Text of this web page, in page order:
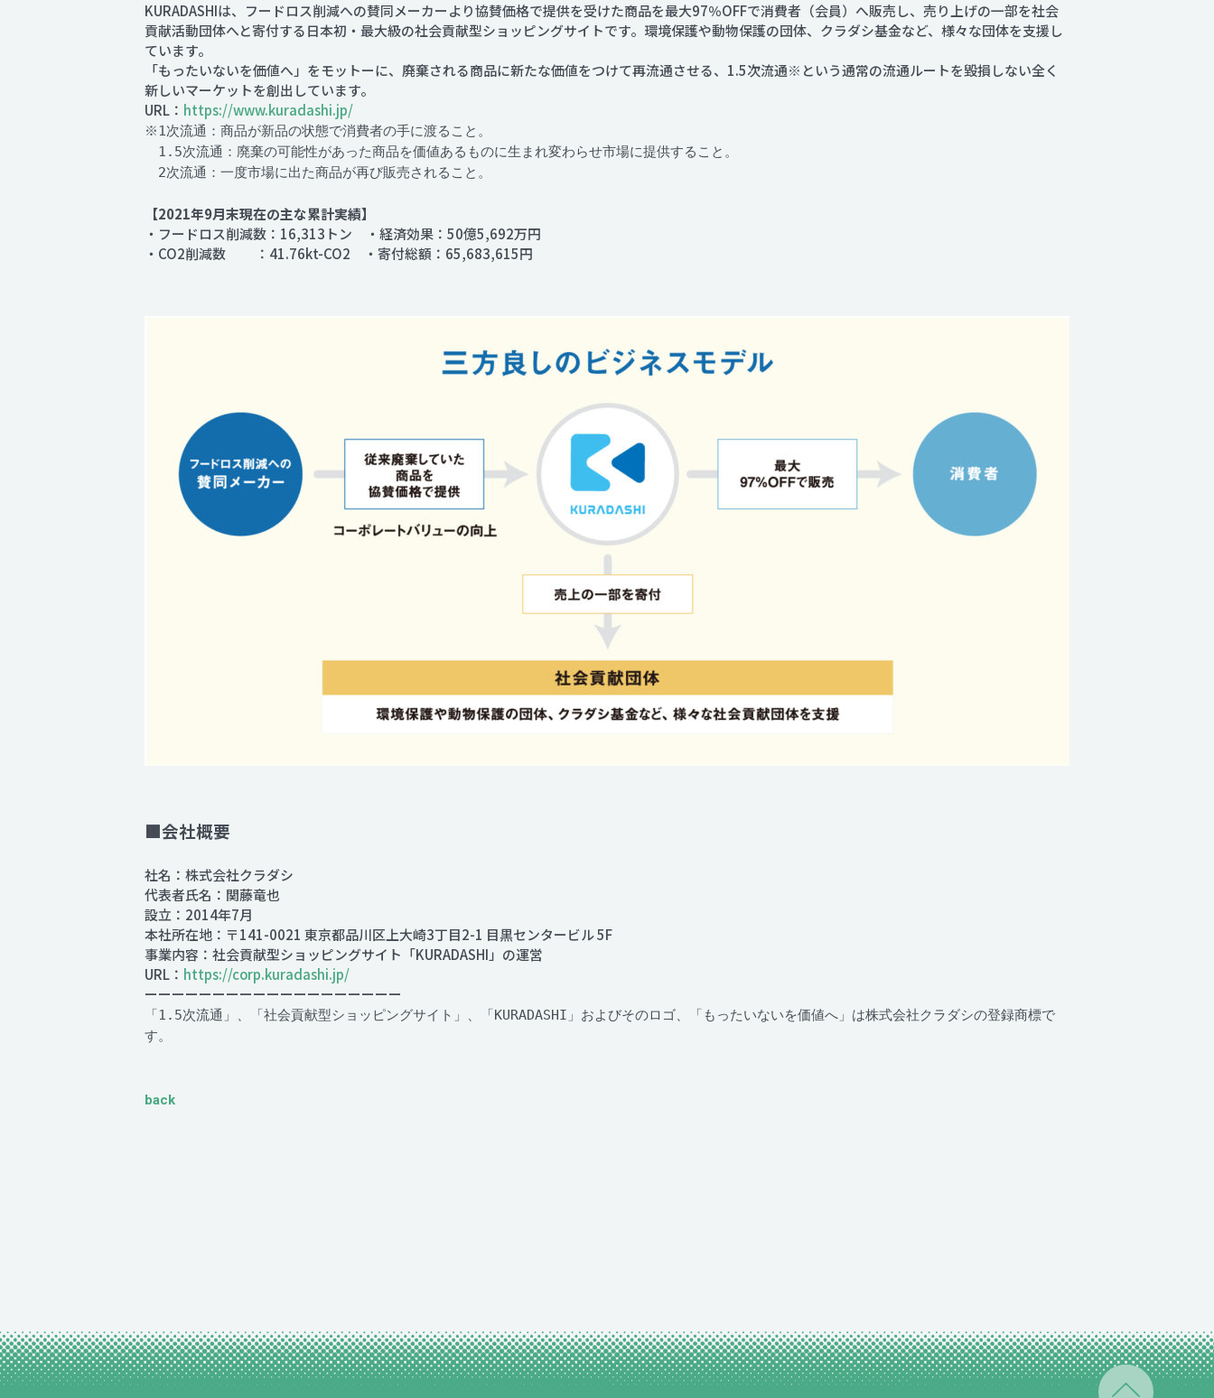
KURADASHIは、フードロス削減への賛同メーカーより協賛価格で提供を受けた商品を最大97％OFFで消費者（会員）へ販売し、売り上げの一部を社会
貢献活動団体へと寄付する日本初・最大級の社会貢献型ショッピングサイトです。環境保護や動物保護の団体、クラダシ基金など、様々な団体を支援し
ています。
「もったいないを価値へ」をモットーに、廃棄される商品に新たな価値をつけて再流通させる、1.5次流通※という通常の流通ルートを毀損しない全く
新しいマーケットを創出しています。
URL： https://www.kuradashi.jp/
※1次流通：商品が新品の状態で消費者の手に渡ること。
1.5次流通：廃棄の可能性があった商品を価値あるものに生まれ変わらせ市場に提供すること。
2次流通：一度市場に出た商品が再び販売されること。
【2021年9月末現在の主な累計実績】
・フードロス削減数：16,313トン ・経済効果：50億5,692万円
・CO2削減数 ：41.76kt-CO2 ・寄付総額：65,683,615円
■会社概要
社名：株式会社クラダシ
代表者氏名：関藤竜也
設立：2014年7月
本社所在地：〒141-0021 東京都品川区上大崎3丁目2-1 目黒センタービル 5F
事業内容：社会貢献型ショッピングサイト「KURADASHI」の運営
URL： https://corp.kuradashi.jp/
ーーーーーーーーーーーーーーーーーーー
「1.5次流通」、「社会貢献型ショッピングサイト」、「KURADASHI」およびそのロゴ、「もったいないを価値へ」は株式会社クラダシの登録商標で
す。
back